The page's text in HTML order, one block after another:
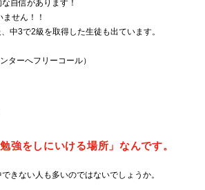
自信があります！
せん！！
中3で2級を取得した生徒も出ています。
ターへフリーコール）
強をしにいける場所」なんです。
きない人も多いのではないでしょうか。